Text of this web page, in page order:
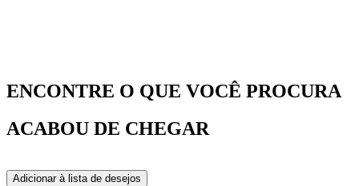
ENCONTRE O QUE VOCÊ PROCURA
ACABOU DE CHEGAR
Adicionar à lista de desejos